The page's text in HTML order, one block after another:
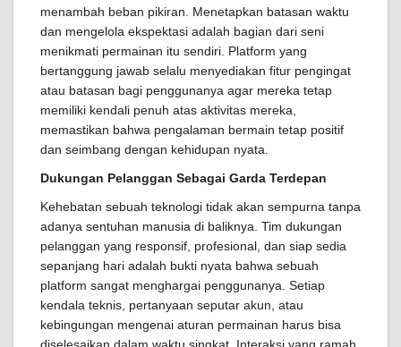
menambah beban pikiran. Menetapkan batasan waktu
dan mengelola ekspektasi adalah bagian dari seni
menikmati permainan itu sendiri. Platform yang
bertanggung jawab selalu menyediakan fitur pengingat
atau batasan bagi penggunanya agar mereka tetap
memiliki kendali penuh atas aktivitas mereka,
memastikan bahwa pengalaman bermain tetap positif
dan seimbang dengan kehidupan nyata.
Dukungan Pelanggan Sebagai Garda Terdepan
Kehebatan sebuah teknologi tidak akan sempurna tanpa
adanya sentuhan manusia di baliknya. Tim dukungan
pelanggan yang responsif, profesional, dan siap sedia
sepanjang hari adalah bukti nyata bahwa sebuah
platform sangat menghargai penggunanya. Setiap
kendala teknis, pertanyaan seputar akun, atau
kebingungan mengenai aturan permainan harus bisa